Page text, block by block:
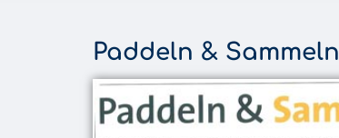
Paddeln & Sammeln